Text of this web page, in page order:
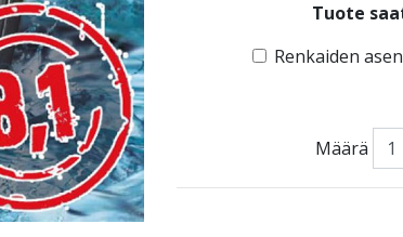
Tuote
Renkaiden
Määrä